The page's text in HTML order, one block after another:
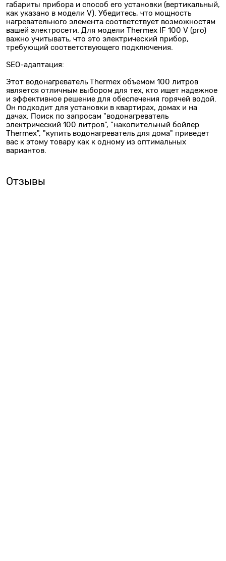
габариты прибора и способ его установки (вертикальный,
как указано в модели V). Убедитесь, что мощность
нагревательного элемента соответствует возможностям
вашей электросети. Для модели Thermex IF 100 V (pro)
важно учитывать, что это электрический прибор,
требующий соответствующего подключения.
SEO-адаптация:
Этот водонагреватель Thermex объемом 100 литров
является отличным выбором для тех, кто ищет надежное
и эффективное решение для обеспечения горячей водой.
Он подходит для установки в квартирах, домах и на
дачах. Поиск по запросам "водонагреватель
электрический 100 литров", "накопительный бойлер
Thermex", "купить водонагреватель для дома" приведет
вас к этому товару как к одному из оптимальных
вариантов.
Отзывы